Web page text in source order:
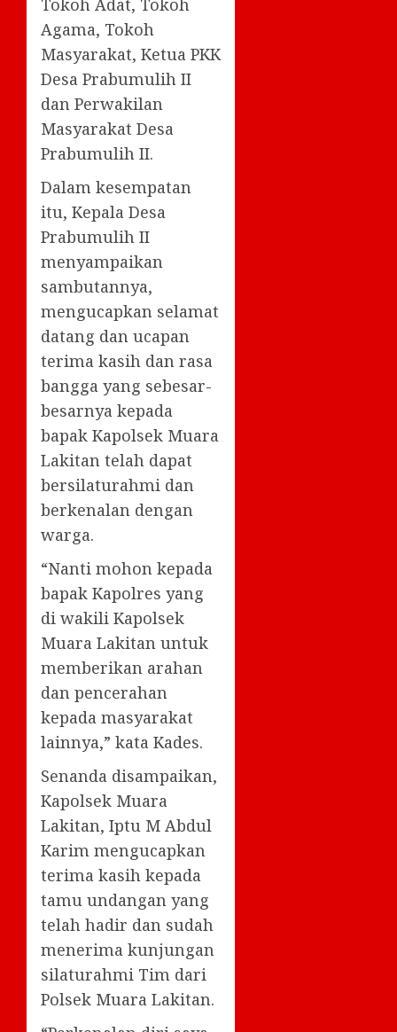
Tokoh Adat, Tokoh
Agama, Tokoh
Masyarakat, Ketua PKK
Desa Prabumulih II
dan Perwakilan
Masyarakat Desa
Prabumulih II.
Dalam kesempatan
itu, Kepala Desa
Prabumulih II
menyampaikan
sambutannya,
mengucapkan selamat
datang dan ucapan
terima kasih dan rasa
bangga yang sebesar-
besarnya kepada
bapak Kapolsek Muara
Lakitan telah dapat
bersilaturahmi dan
berkenalan dengan
warga.
“Nanti mohon kepada
bapak Kapolres yang
di wakili Kapolsek
Muara Lakitan untuk
memberikan arahan
dan pencerahan
kepada masyarakat
lainnya,” kata Kades.
Senanda disampaikan,
Kapolsek Muara
Lakitan, Iptu M Abdul
Karim mengucapkan
terima kasih kepada
tamu undangan yang
telah hadir dan sudah
menerima kunjungan
silaturahmi Tim dari
Polsek Muara Lakitan.